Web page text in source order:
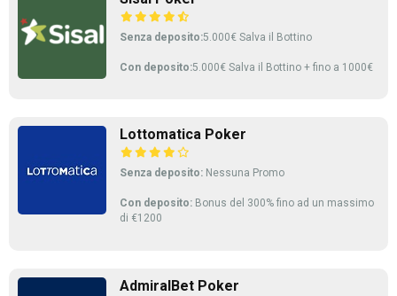
Senza deposito:5.000€ Salva il Bottino
Con deposito:5.000€ Salva il Bottino + fino a 1000€
Lottomatica Poker
Senza deposito: Nessuna Promo
Con deposito: Bonus del 300% fino ad un massimo
di €1200
AdmiralBet Poker